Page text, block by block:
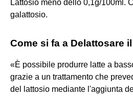
Lattosio meno dello 0,1g/100ml.
galattosio.
Come si fa a Delattosare
«È possibile produrre latte a
grazie a un trattamento che
del lattosio mediante l'aggiunta